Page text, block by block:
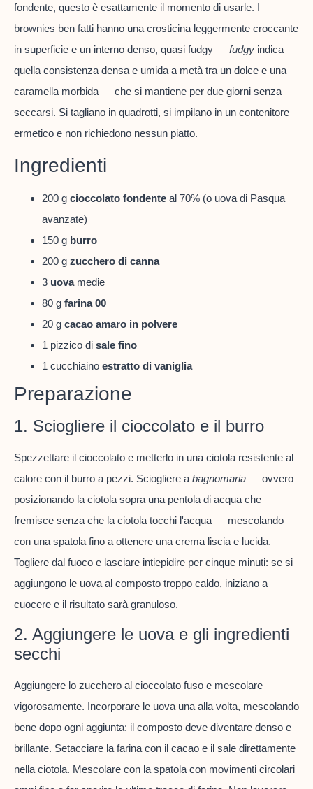
fondente, questo è esattamente il momento di usarle. I
brownies ben fatti hanno una crosticina leggermente croccante
in superficie e un interno denso, quasi fudgy — fudgy indica
quella consistenza densa e umida a metà tra un dolce e una
caramella morbida — che si mantiene per due giorni senza
seccarsi. Si tagliano in quadrotti, si impilano in un contenitore
ermetico e non richiedono nessun piatto.
Ingredienti
200 g cioccolato fondente al 70% (o uova di Pasqua
avanzate)
150 g burro
200 g zucchero di canna
3 uovamedie
80 g farina 00
20 g cacao amaro in polvere
1 pizzico di sale fino
1 cucchiaino estratto di vaniglia
Preparazione
1. Sciogliere il cioccolato e il burro
Spezzettare il cioccolato e metterlo in una ciotola resistente al
calore con il burro a pezzi. Sciogliere a bagnomaria — ovvero
posizionando la ciotola sopra una pentola di acqua che
fremisce senza che la ciotola tocchi l'acqua — mescolando
con una spatola fino a ottenere una crema liscia e lucida.
Togliere dal fuoco e lasciare intiepidire per cinque minuti: se si
aggiungono le uova al composto troppo caldo, iniziano a
cuocere e il risultato sarà granuloso.
2. Aggiungere le uova e gli ingredienti
secchi
Aggiungere lo zucchero al cioccolato fuso e mescolare
vigorosamente. Incorporare le uova una alla volta, mescolando
bene dopo ogni aggiunta: il composto deve diventare denso e
brillante. Setacciare la farina con il cacao e il sale direttamente
nella ciotola. Mescolare con la spatola con movimenti circolari